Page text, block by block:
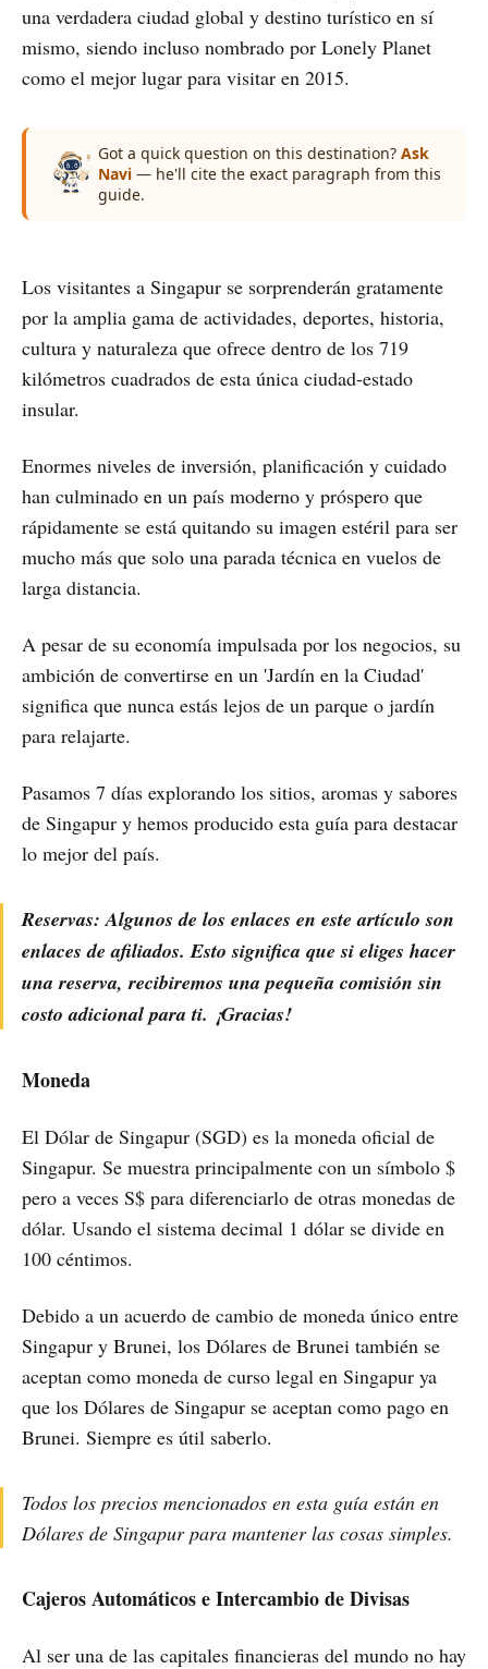
una verdadera ciudad global y destino turístico en sí
mismo, siendo incluso nombrado por Lonely Planet
como el mejor lugar para visitar en 2015.
Got a quick question on this destination? Ask
Navi — he'll cite the exact paragraph from this
guide.
Los visitantes a Singapur se sorprenderán gratamente
por la amplia gama de actividades, deportes, historia,
cultura y naturaleza que ofrece dentro de los 719
kilómetros cuadrados de esta única ciudad-estado
insular.
Enormes niveles de inversión, planificación y cuidado
han culminado en un país moderno y próspero que
rápidamente se está quitando su imagen estéril para ser
mucho más que solo una parada técnica en vuelos de
larga distancia.
A pesar de su economía impulsada por los negocios, su
ambición de convertirse en un 'Jardín en la Ciudad'
significa que nunca estás lejos de un parque o jardín
para relajarte.
Pasamos 7 días explorando los sitios, aromas y sabores
de Singapur y hemos producido esta guía para destacar
lo mejor del país.
Reservas: Algunos de los enlaces en este artículo son
enlaces de afiliados. Esto significa que si eliges hacer
una reserva, recibiremos una pequeña comisión sin
costo adicional para ti. ¡Gracias!
Moneda
El Dólar de Singapur (SGD) es la moneda oficial de
Singapur. Se muestra principalmente con un símbolo $
pero a veces S$ para diferenciarlo de otras monedas de
dólar. Usando el sistema decimal 1 dólar se divide en
100 céntimos.
Debido a un acuerdo de cambio de moneda único entre
Singapur y Brunei, los Dólares de Brunei también se
aceptan como moneda de curso legal en Singapur ya
que los Dólares de Singapur se aceptan como pago en
Brunei. Siempre es útil saberlo.
Todos los precios mencionados en esta guía están en
Dólares de Singapur para mantener las cosas simples.
Cajeros Automáticos e Intercambio de Divisas
Al ser una de las capitales financieras del mundo no hay